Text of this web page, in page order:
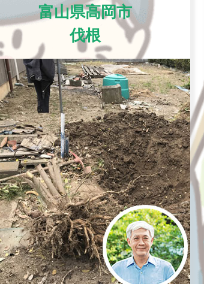
富山県高岡市
伐根